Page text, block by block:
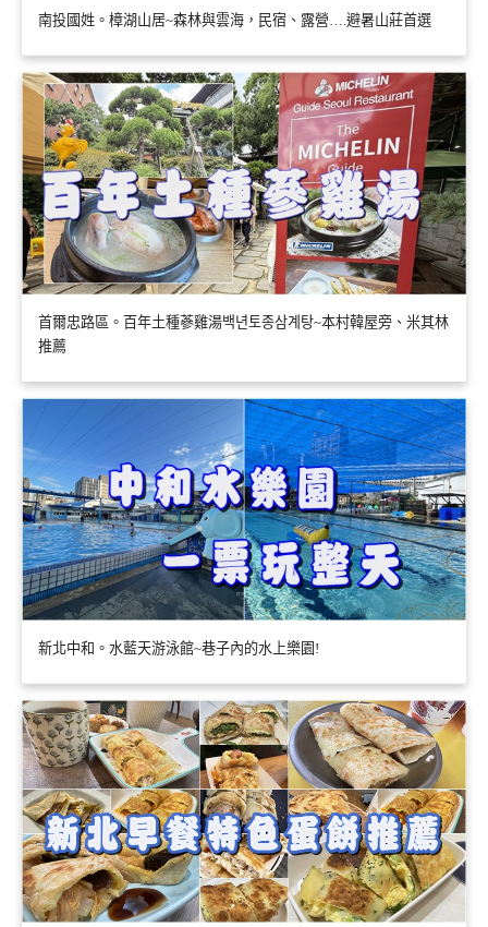
南投國姓。樟湖山居~森林與雲海，民宿、露營….避暑山莊首選
首爾忠路區。百年土種蔘雞湯백년토종삼계탕~本村韓屋旁、米其林
推薦
新北中和。水藍天游泳館~巷子內的水上樂園!